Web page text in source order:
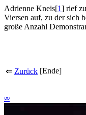
Adrienne Kneis[1] rief
Viersen auf, zu der sich
große Anzahl
⇐ Zurück [Ende]
∞